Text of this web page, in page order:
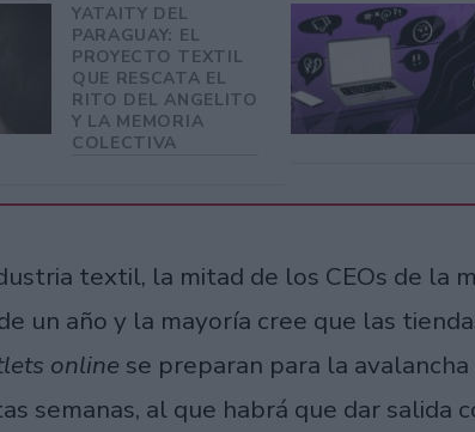
YATAITY DEL
PARAGUAY: EL
PROYECTO TEXTIL
QUE RESCATA EL
RITO DEL ANGELITO
Y LA MEMORIA
COLECTIVA
textil, la mitad de los CEOs de la
un año y la mayoría cree que las
online se preparan para la avalancha
semanas, al que habrá que dar salida